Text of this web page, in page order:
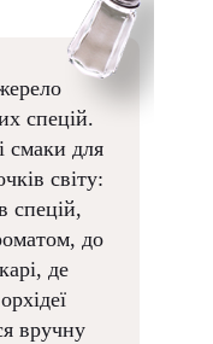
спецій.
смаки для
світу:
спецій,
до
де
вручну